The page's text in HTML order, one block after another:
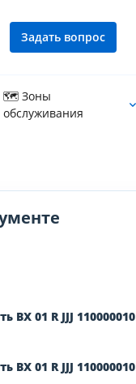
Задать вопрос
🗺 Зоны
обслуживания
BX 01 R JJJ 110000010
BX 01 R JJJ 110000010